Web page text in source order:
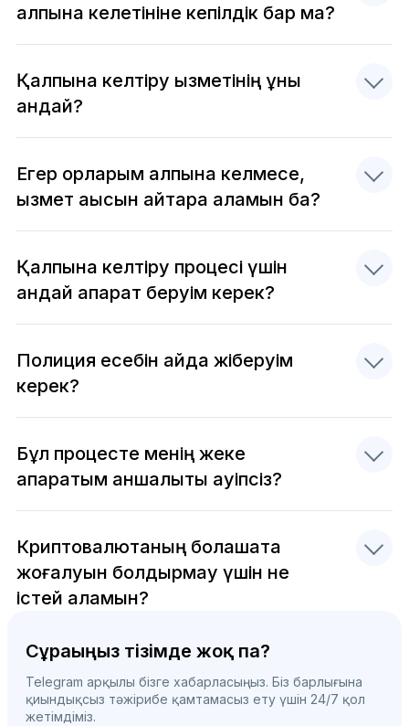
Сұрағыңыз тізімде жоқ па?
Telegram арқылы бізге хабарласыңыз. Біз барлығына
қиындықсыз тәжірибе қамтамасыз ету үшін 24/7 қол
жетімдіміз.
қалпына келетініне кепілдік бар ма?
Қалпына келтіру қызметінің құны
қандай?
Егер қорларым қалпына келмесе,
қызмет ақысын қайтара аламын ба?
Қалпына келтіру процесі үшін
қандай ақпарат беруім керек?
Полиция есебін қайда жіберуім
керек?
Бұл процесте менің жеке
ақпаратым қаншалықты қауіпсіз?
Криптовалютаның болашақта
жоғалуын болдырмау үшін не
істей аламын?